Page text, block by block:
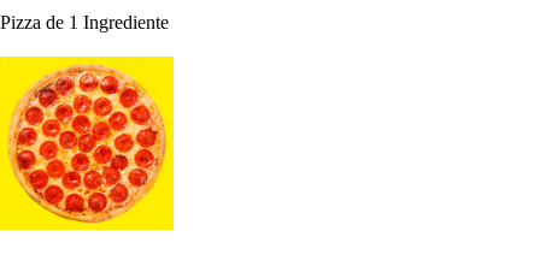
Pizza de 1 Ingrediente